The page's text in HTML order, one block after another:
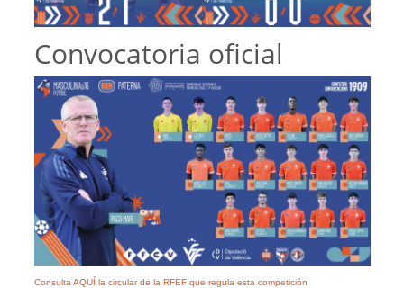
Convocatoria oficial
Consulta AQUÍ la circular de la RFEF que regula esta competición